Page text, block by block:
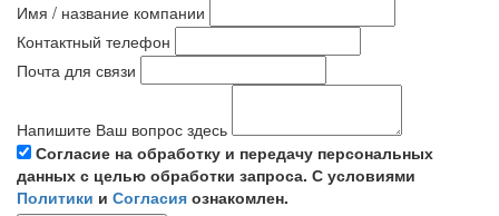
Имя / название компании
Контактный телефон
Почта для связи
Напишите Ваш вопрос здесь
Согласие на обработку и передачу персональных
данных с целью обработки запроса. С условиями
Политики и Согласия ознакомлен.